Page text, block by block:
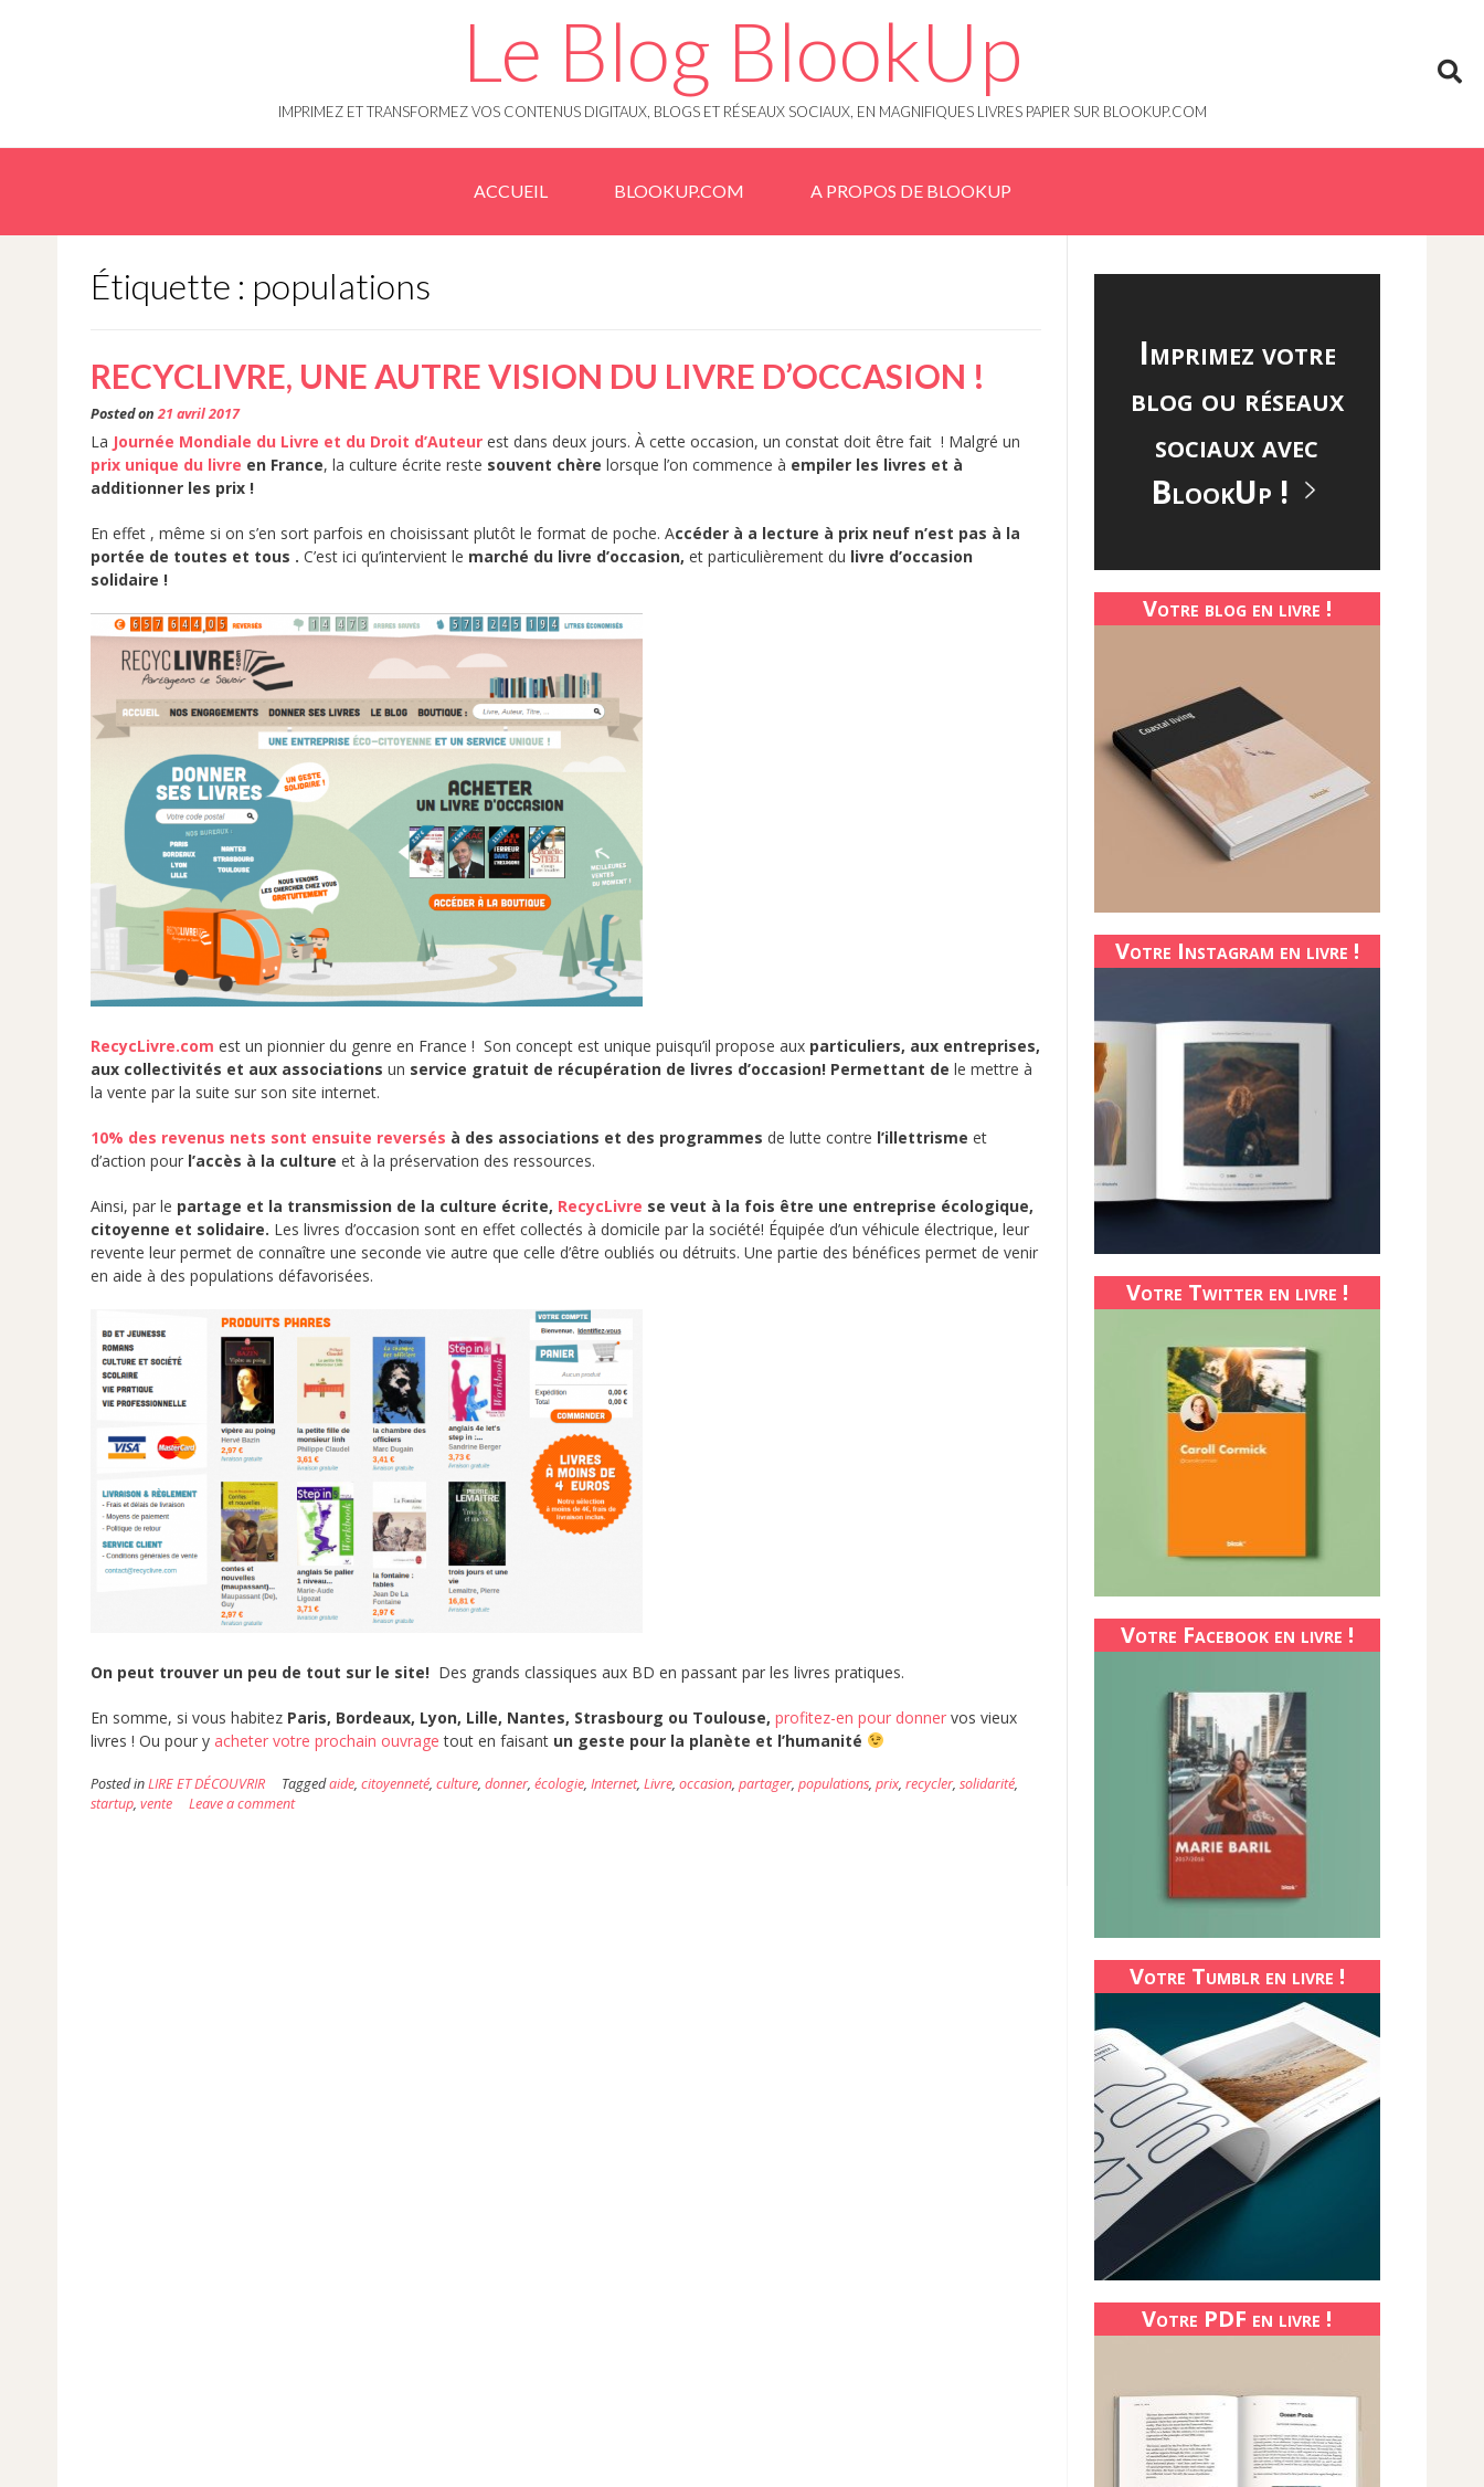
Le Blog BlookUp
IMPRIMEZ ET TRANSFORMEZ VOS CONTENUS DIGITAUX, BLOGS ET RÉSEAUX SOCIAUX, EN MAGNIFIQUES LIVRES PAPIER SUR BLOOKUP.COM
ACCUEIL BLOOKUP.COM A PROPOS DE BLOOKUP
Étiquette : populations
RECYCLIVRE, UNE AUTRE VISION DU LIVRE D’OCCASION !
Posted on21 avril 2017
La Journée Mondiale du Livre et du Droit d’Auteur est dans deux jours. À cette occasion, un constat doit être fait ! Malgré un
prix unique du livre en France, la culture écrite reste souvent chère lorsque l’on commence à empiler les livres et à
additionner les prix !
En effet , même si on s’en sort parfois en choisissant plutôt le format de poche. Accéder à a lecture à prix neuf n’est pas à la
portée de toutes et tous . C’est ici qu’intervient le marché du livre d’occasion, et particulièrement du livre d’occasion
solidaire !
RecycLivre.com est un pionnier du genre en France ! Son concept est unique puisqu’il propose aux particuliers, aux entreprises,
aux collectivités et aux associations un service gratuit de récupération de livres d’occasion! Permettant de le mettre à
la vente par la suite sur son site internet.
10% des revenus nets sont ensuite reversés à des associations et des programmes de lutte contre l’illettrisme et
d’action pour l’accès à la culture et à la préservation des ressources.
Ainsi, par le partage et la transmission de la culture écrite, RecycLivre se veut à la fois être une entreprise écologique,
citoyenne et solidaire. Les livres d’occasion sont en effet collectés à domicile par la société! Équipée d’un véhicule électrique, leur
revente leur permet de connaître une seconde vie autre que celle d’être oubliés ou détruits. Une partie des bénéfices permet de venir
en aide à des populations défavorisées.
On peut trouver un peu de tout sur le site! Des grands classiques aux BD en passant par les livres pratiques.
En somme, si vous habitez Paris, Bordeaux, Lyon, Lille, Nantes, Strasbourg ou Toulouse, profitez-en pour donner vos vieux
livres ! Ou pour y acheter votre prochain ouvrage tout en faisant un geste pour la planète et l’humanité
Posted inLIRE ET DÉCOUVRIR Taggedaide, citoyenneté, culture, donner, écologie, Internet, Livre, occasion, partager, populations, prix, recycler, solidarité,
startup, vente Leave a comment
Imprimez votre
blog ou réseaux
sociaux avec
BlookUp !
Votre blog en livre !
Votre Instagram en livre !
Votre Twitter en livre !
Votre Facebook en livre !
Votre Tumblr en livre !
Votre PDF en livre !